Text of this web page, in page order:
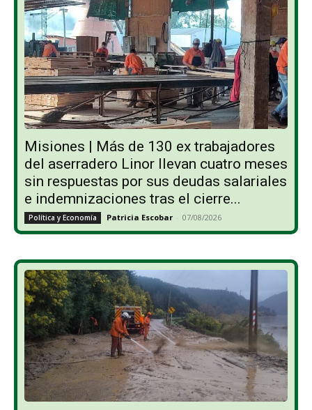
Misiones | Más de 130 ex trabajadores
del aserradero Linor llevan cuatro meses
sin respuestas por sus deudas salariales
e indemnizaciones tras el cierre...
Política y Economía Patricia Escobar - 07/08/2026